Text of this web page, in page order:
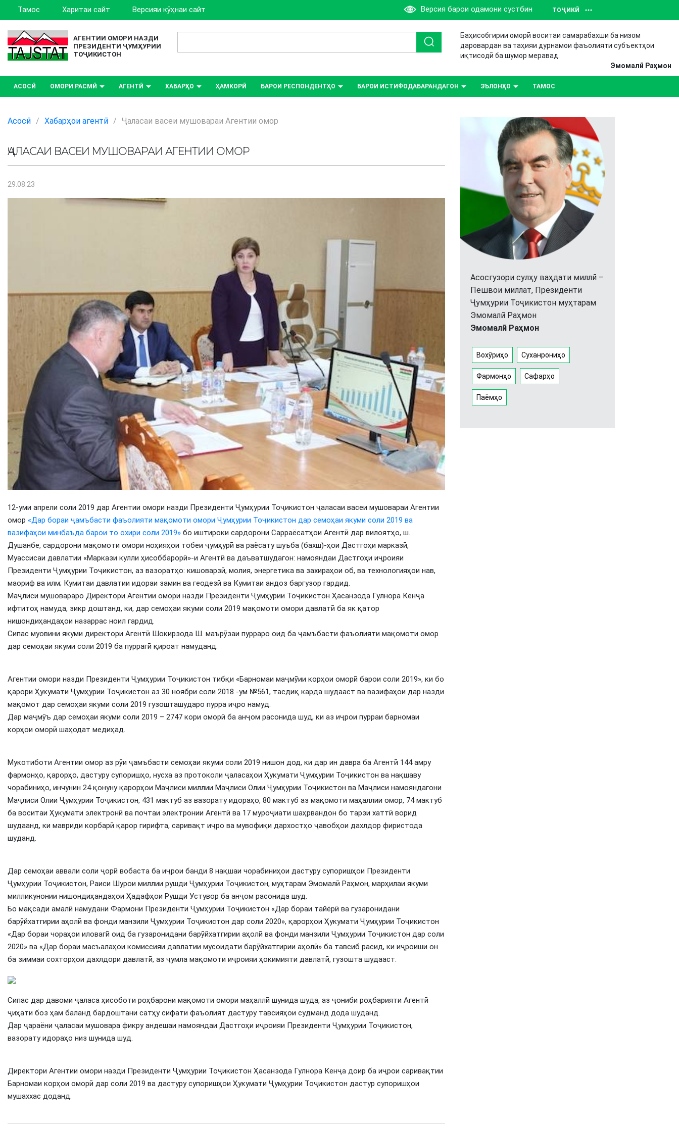
Тамос Харитаи сайт Версияи кӯҳнаи сайт Версия барои одамони сустбин ТОҶИКӢ
АГЕНТИИ ОМОРИ НАЗДИ
ПРЕЗИДЕНТИ ҶУМҲУРИИ
ТОҶИКИСТОН
Баҳисобгирии оморӣ воситаи самарабахши ба низом
даровардан ва таҳияи дурнамои фаъолияти субъектҳои
иқтисодӣ ба шумор меравад.
Эмомалӣ Раҳмон
АСОСӢ ОМОРИ РАСМӢ АГЕНТӢ ХАБАРҲО ҲАМКОРӢ БАРОИ РЕСПОНДЕНТҲО БАРОИ ИСТИФОДАБАРАНДАГОН ЭЪЛОНҲО ТАМОС
Асосӣ / Хабарҳои агентӣ / Ҷаласаи васеи мушовараи Агентии омор
ҶАЛАСАИ ВАСЕИ МУШОВАРАИ АГЕНТИИ ОМОР
29.08.23
12-уми апрели соли 2019 дар Агентии омори назди Президенти Ҷумҳурии Тоҷикистон ҷаласаи васеи мушовараи Агентии
омор «Дар бораи ҷамъбасти фаъолияти мақомоти омори Ҷумҳурии Тоҷикистон дар семоҳаи якуми соли 2019 ва
вазифаҳои минбаъда барои то охири соли 2019» бо иштироки сардорони Сарраёсатҳои Агентӣ дар вилоятҳо, ш.
Душанбе, сардорони мақомоти омори ноҳияҳои тобеи ҷумҳурӣ ва раёсату шуъба (бахш)-ҳои Дастгоҳи марказӣ,
Муассисаи давлатии «Маркази кулли ҳисоббарорӣ»-и Агентӣ ва даъватшудагон: намояндаи Дастгоҳи иҷроияи
Президенти Ҷумҳурии Тоҷикистон, аз вазоратҳо: кишоварзӣ, молия, энергетика ва захираҳои об, ва технологияҳои нав,
маориф ва илм; Кумитаи давлатии идораи замин ва геодезӣ ва Кумитаи андоз баргузор гардид.
Маҷлиси мушовараро Директори Агентии омори назди Президенти Ҷумҳурии Тоҷикистон Ҳасанзода Гулнора Кенҷа
ифтитоҳ намуда, зикр доштанд, ки, дар семоҳаи якуми соли 2019 мақомоти омори давлатӣ ба як қатор
нишондиҳандаҳои назаррас ноил гардид.
Сипас муовини якуми директори Агентӣ Шокирзода Ш. маърӯзаи пурраро оид ба ҷамъбасти фаъолияти мақомоти омор
дар семоҳаи якуми соли 2019 ба пуррагӣ қироат намуданд.
Агентии омори назди Президенти Ҷумҳурии Тоҷикистон тибқи «Барномаи маҷмӯии корҳои оморӣ барои соли 2019», ки бо
қарори Ҳукумати Ҷумҳурии Тоҷикистон аз 30 ноябри соли 2018 -ум №561, тасдиқ карда шудааст ва вазифаҳои дар назди
мақомот дар семоҳаи якуми соли 2019 гузошташударо пурра иҷро намуд.
Дар маҷмӯъ дар семоҳаи якуми соли 2019 – 2747 кори оморӣ ба анҷом расонида шуд, ки аз иҷрои пурраи барномаи
корҳои оморӣ шаҳодат медиҳад.
Мукотиботи Агентии омор аз рӯи ҷамъбасти семоҳаи якуми соли 2019 нишон дод, ки дар ин давра ба Агентӣ 144 амру
фармонҳо, қарорҳо, дастуру супоришҳо, нусха аз протоколи ҷаласаҳои Ҳукумати Ҷумҳурии Тоҷикистон ва нақшаву
чорабиниҳо, инчунин 24 қонуну қарорҳои Маҷлиси миллии Маҷлиси Олии Ҷумҳурии Тоҷикистон ва Маҷлиси намояндагони
Маҷлиси Олии Ҷумҳурии Тоҷикистон, 431 мактуб аз вазорату идораҳо, 80 мактуб аз мақомоти маҳаллии омор, 74 мактуб
ба воситаи Ҳукумати электронӣ ва почтаи электронии Агентӣ ва 17 муроҷиати шаҳрвандон бо тарзи хаттӣ ворид
шудаанд, ки мавриди корбарӣ қарор гирифта, саривақт иҷро ва мувофиқи дархостҳо ҷавобҳои дахлдор фиристода
шуданд.
Дар семоҳаи аввали соли ҷорӣ вобаста ба иҷрои банди 8 нақшаи чорабиниҳои дастуру супоришҳои Президенти
Ҷумҳурии Тоҷикистон, Раиси Шурои миллии рушди Ҷумҳурии Тоҷикистон, муҳтарам Эмомалӣ Раҳмон, марҳилаи якуми
милликунонии нишондиҳандаҳои Ҳадафҳои Рушди Устувор ба анҷом расонида шуд.
Бо мақсади амалӣ намудани Фармони Президенти Ҷумҳурии Тоҷикистон «Дар бораи тайёрӣ ва гузаронидани
барӯйхатгирии аҳолӣ ва фонди манзили Ҷумҳурии Тоҷикистон дар соли 2020», қарорҳои Ҳукумати Ҷумҳурии Тоҷикистон
«Дар бораи чораҳои иловагӣ оид ба гузаронидани барӯйхатгирии аҳолӣ ва фонди манзили Ҷумҳурии Тоҷикистон дар соли
2020» ва «Дар бораи масъалаҳои комиссияи давлатии мусоидати барӯйхатгирии аҳолӣ» ба тавсиб расид, ки иҷроиши он
ба зиммаи сохторҳои дахлдори давлатӣ, аз ҷумла мақомоти иҷроияи ҳокимияти давлатӣ, гузошта шудааст.
Сипас дар давоми ҷаласа ҳисоботи роҳбарони мақомоти омори маҳаллӣ шунида шуда, аз ҷониби роҳбарияти Агентӣ
ҷиҳати боз ҳам баланд бардоштани сатҳу сифати фаъолият дастуру тавсияҳои судманд дода шуданд.
Дар ҷараёни ҷаласаи мушовара фикру андешаи намояндаи Дастгоҳи иҷроияи Президенти Ҷумҳурии Тоҷикистон,
вазорату идораҳо низ шунида шуд.
Директори Агентии омори назди Президенти Ҷумҳурии Тоҷикистон Ҳасанзода Гулнора Кенҷа доир ба иҷрои саривақтии
Барномаи корҳои оморӣ дар соли 2019 ва дастуру супоришҳои Ҳукумати Ҷумҳурии Тоҷикистон дастур супоришҳои
мушаххас доданд.
Асосгузори сулҳу ваҳдати миллӣ –
Пешвои миллат, Президенти
Ҷумҳурии Тоҷикистон муҳтарам
Эмомалӣ Раҳмон
Эмомалӣ Раҳмон
Вохӯриҳо Суханрониҳо
Фармонҳо Сафарҳо
Паёмҳо